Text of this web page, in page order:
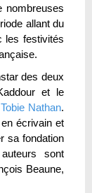
nombreuses
allant du
les festivités
des deux
et le
Nathan.
écrivain et
sa fondation
sont
Beaune,